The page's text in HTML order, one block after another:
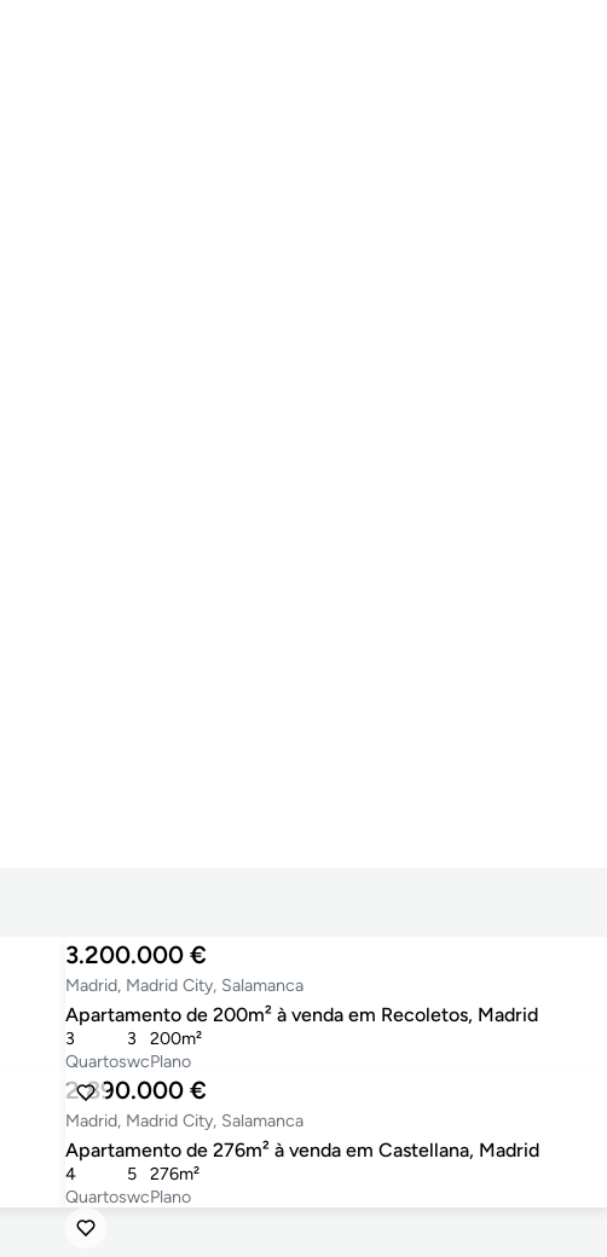
3.200.000 €
Madrid, Madrid City, Salamanca
Apartamento de 200m² à venda em Recoletos, Madrid
Quartos
3
wc
3
Plano
200m²
2.890.000 €
Madrid, Madrid City, Salamanca
Apartamento de 276m² à venda em Castellana, Madrid
Quartos
4
wc
5
Plano
276m²